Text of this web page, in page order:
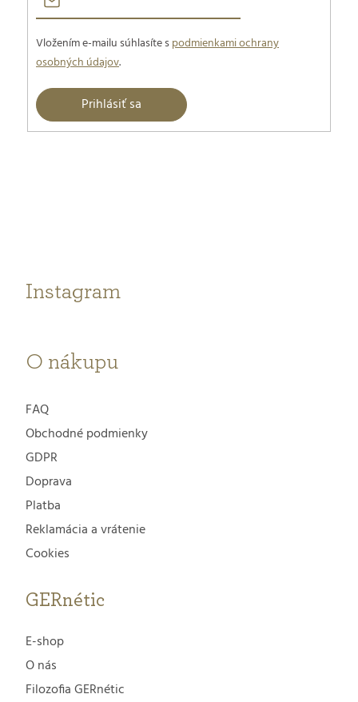
Vložením e-mailu súhlasíte spodmienkami ochrany
osobných údajov.
Prihlásiť sa
Instagram
O nákupu
FAQ
Obchodné podmienky
GDPR
Doprava
Platba
Reklamácia a vrátenie
Cookies
GERnétic
E-shop
O nás
Filozofia GERnétic